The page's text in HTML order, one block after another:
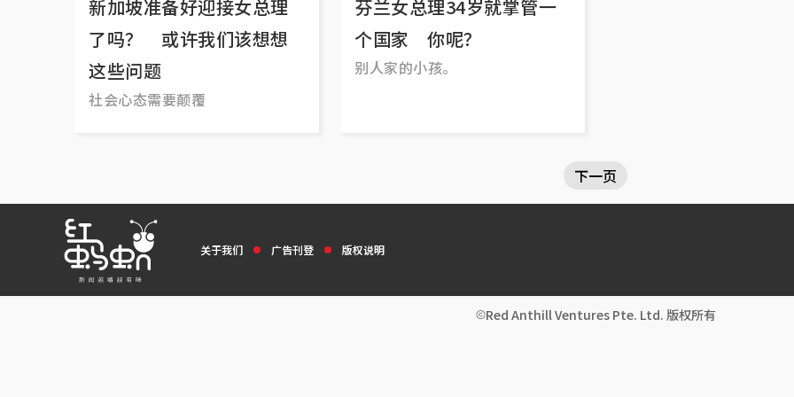
新加坡准备好迎接女总理
了吗？ 或许我们该想想
这些问题
社会心态需要颠覆
芬兰女总理34岁就掌管一
个国家 你呢？
别人家的小孩。
下一页
关于我们 广告刊登 版权说明
Red Anthill Ventures Pte. Ltd. 版权所有